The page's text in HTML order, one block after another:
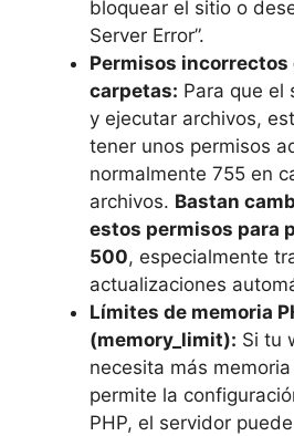
bloquear el sitio o
Server Error”.
Permisos incorrectos
carpetas: Para que el
y ejecutar archivos,
tener unos permisos
normalmente 755 en
archivos. Bastan
estos permisos para
500, especialmente
actualizaciones
Límites de memoria
(memory_limit): Si tu
necesita más
permite la
PHP, el servidor